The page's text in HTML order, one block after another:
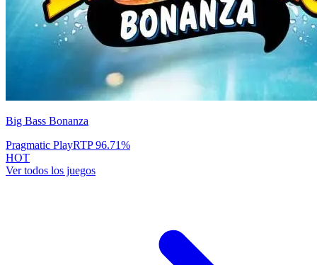
Big Bass Bonanza
Pragmatic PlayRTP96.71%
HOT
Ver todos los juegos